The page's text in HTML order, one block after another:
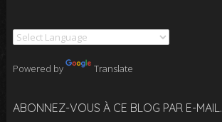
Powered by Translate
ABONNEZ-VOUS À CE BLOG PAR E-MAIL.